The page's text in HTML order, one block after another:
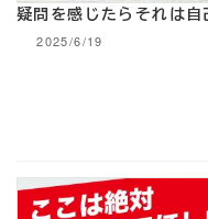
疑問を感じたらそれは
2025/6/19